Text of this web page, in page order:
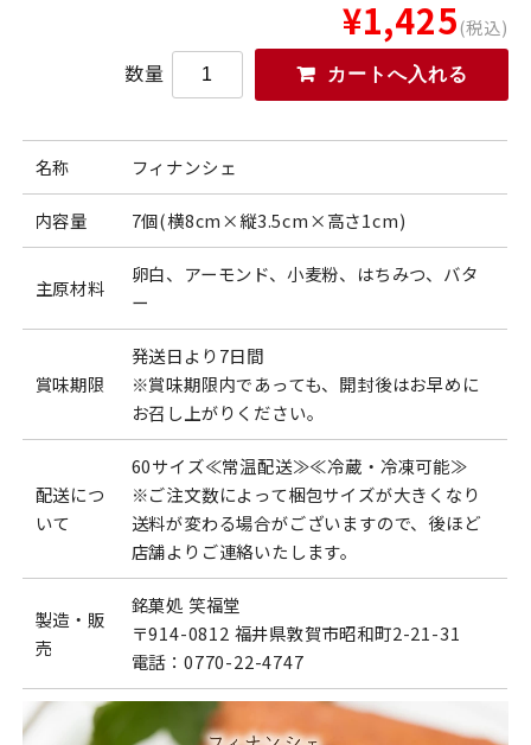
¥1,425(税込)
数量
名称 フィナンシェ
内容量 7個(横8cm×縦3.5cm×高さ1cm)
主原材料
卵白、アーモンド、小麦粉、はちみつ、バタ
ー
賞味期限
発送日より7日間
※賞味期限内であっても、開封後はお早めに
お召し上がりください。
配送につ
いて
60サイズ≪常温配送≫≪冷蔵・冷凍可能≫
※ご注文数によって梱包サイズが大きくなり
送料が変わる場合がございますので、後ほど
店舗よりご連絡いたします。
製造・販
売
銘菓処 笑福堂
〒914-0812 福井県敦賀市昭和町2-21-31
電話：0770-22-4747